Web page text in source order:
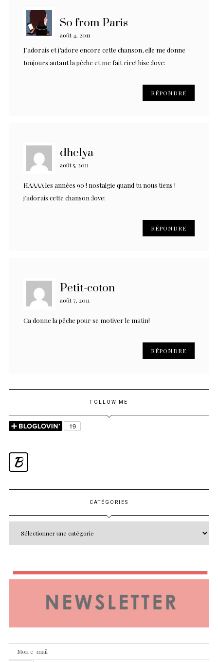
So from Paris
août 4, 2011
J’adorais et j’adore encore cette chanson, elle me donne
toujours autant la pêche et me fait rire! bise :love:
RÉPONDRE
dhelya
août 5, 2011
HAAAA les années 90 ! nostalgie quand tu nous tiens !
j’adorais cette chanson :love:
RÉPONDRE
Petit-coton
août 7, 2011
Ca donne la pêche pour se motiver le matin!
RÉPONDRE
FOLLOW ME
B
CATÉGORIES